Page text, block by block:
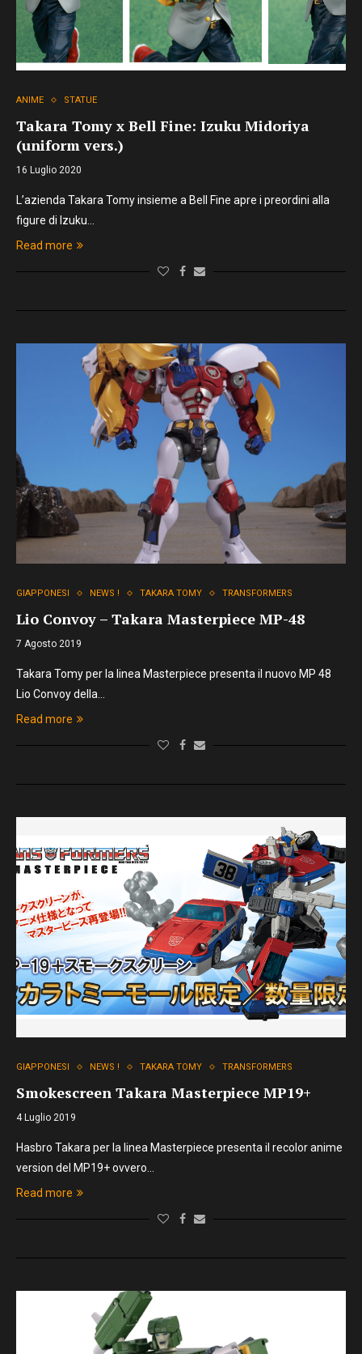
ANIME STATUE
Takara Tomy x Bell Fine: Izuku Midoriya
(uniform vers.)
16 Luglio 2020
L’azienda Takara Tomy insieme a Bell Fine apre i preordini alla
figure di Izuku…
Read more
GIAPPONESI NEWS ! TAKARA TOMY TRANSFORMERS
Lio Convoy – Takara Masterpiece MP-48
7 Agosto 2019
Takara Tomy per la linea Masterpiece presenta il nuovo MP 48
Lio Convoy della…
Read more
GIAPPONESI NEWS ! TAKARA TOMY TRANSFORMERS
Smokescreen Takara Masterpiece MP19+
4 Luglio 2019
Hasbro Takara per la linea Masterpiece presenta il recolor anime
version del MP19+ ovvero…
Read more